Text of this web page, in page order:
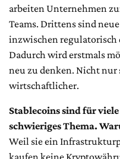
arbeiten Unternehmen
Teams. Drittens sind
inzwischen regulatorisch
Dadurch wird erstmals
neu zu denken. Nicht nur
wirtschaftlicher.
Stablecoins sind für
schwieriges Thema.
Weil sie ein